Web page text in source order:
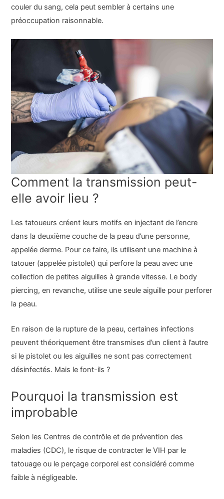
couler du sang, cela peut sembler à certains une
préoccupation raisonnable.
Comment la transmission peut-
elle avoir lieu ?
Les tatoueurs créent leurs motifs en injectant de l’encre
dans la deuxième couche de la peau d’une personne,
appelée derme. Pour ce faire, ils utilisent une machine à
tatouer (appelée pistolet) qui perfore la peau avec une
collection de petites aiguilles à grande vitesse. Le body
piercing, en revanche, utilise une seule aiguille pour perforer
la peau.
En raison de la rupture de la peau, certaines infections
peuvent théoriquement être transmises d’un client à l’autre
si le pistolet ou les aiguilles ne sont pas correctement
désinfectés. Mais le font-ils ?
Pourquoi la transmission est
improbable
Selon les Centres de contrôle et de prévention des
maladies (CDC), le risque de contracter le VIH par le
tatouage ou le perçage corporel est considéré comme
faible à négligeable.